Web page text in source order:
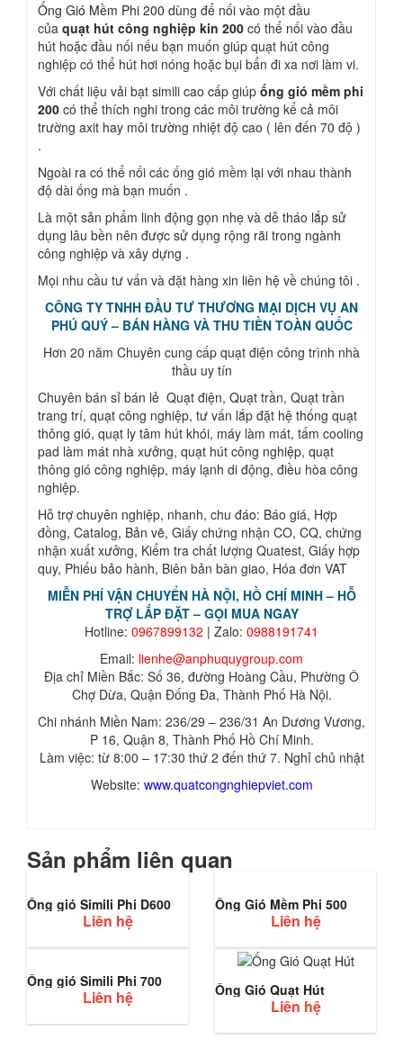
Ống Gió Mềm Phi 200 dùng để nối vào một đầu
của quạt hút công nghiệp kin 200 có thể nối vào đầu
hút hoặc đầu nối nếu bạn muốn giúp quạt hút công
nghiệp có thể hút hơi nóng hoặc bụi bẩn đi xa nơi làm vi.
Với chất liệu vải bạt simili cao cấp giúp ống gió mềm phi
200 có thể thích nghi trong các môi trường kể cả môi
trường axit hay môi trường nhiệt độ cao ( lên đến 70 độ )
.
Ngoài ra có thể nối các ống gió mềm lại với nhau thành
độ dài ống mà bạn muốn .
Là một sản phẩm linh động gọn nhẹ và dễ tháo lắp sử
dụng lâu bền nên được sử dụng rộng rãi trong ngành
công nghiệp và xây dựng .
Mọi nhu cầu tư vấn và đặt hàng xin liên hệ về chúng tôi .
CÔNG TY TNHH ĐẦU TƯ THƯƠNG MẠI DỊCH VỤ AN
PHÚ QUÝ – BÁN HÀNG VÀ THU TIỀN TOÀN QUỐC
Hơn 20 năm Chuyên cung cấp quạt điện công trình nhà
thầu uy tín
Chuyên bán sỉ bán lẻ Quạt điện, Quạt trần, Quạt trần
trang trí, quạt công nghiệp, tư vấn lắp đặt hệ thống quạt
thông gió, quạt ly tâm hút khói, máy làm mát, tấm cooling
pad làm mát nhà xưởng, quạt hút công nghiệp, quạt
thông gió công nghiệp, máy lạnh di động, điều hòa công
nghiệp.
Hỗ trợ chuyên nghiệp, nhanh, chu đáo: Báo giá, Hợp
đồng, Catalog, Bản vẽ, Giấy chứng nhận CO, CQ, chứng
nhận xuất xưởng, Kiểm tra chất lượng Quatest, Giấy hợp
quy, Phiếu bảo hành, Biên bản bàn giao, Hóa đơn VAT
MIỄN PHÍ VẬN CHUYỂN HÀ NỘI, HỒ CHÍ MINH – HỖ
TRỢ LẮP ĐẶT – GỌI MUA NGAY
Hotline: 0967899132 | Zalo: 0988191741
Email: lienhe@anphuquygroup.com
Địa chỉ Miền Bắc: Số 36, đường Hoàng Cầu, Phường Ô
Chợ Dừa, Quận Đống Đa, Thành Phố Hà Nội.
Chi nhánh Miền Nam: 236/29 – 236/31 An Dương Vương,
P 16, Quận 8, Thành Phố Hồ Chí Minh.
Làm việc: từ 8:00 – 17:30 thứ 2 đến thứ 7. Nghỉ chủ nhật
Website: www.quatcongnghiepviet.com
Sản phẩm liên quan
Ống gió Simili Phi D600
Liên hệ
Ống Gió Mềm Phi 500
Liên hệ
Ống gió Simili Phi 700
Liên hệ Ống Gió Quạt Hút
Liên hệ